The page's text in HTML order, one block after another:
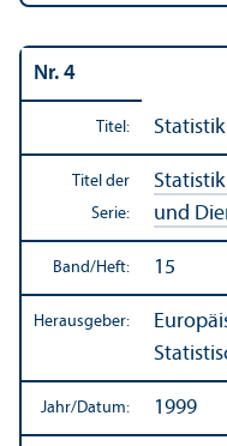
Nr. 4
Titel:
Titel der
Serie:
und
Band/Heft: 15
Herausgeber:
Jahr/Datum: 1999